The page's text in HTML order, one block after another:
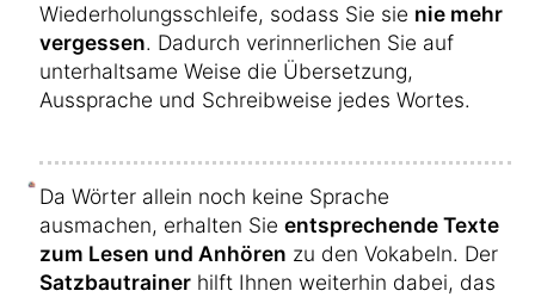
Wiederholungsschleife, sodass Sie sie nie mehr
vergessen. Dadurch verinnerlichen Sie auf
unterhaltsame Weise die Übersetzung,
Aussprache und Schreibweise jedes Wortes.
Da Wörter allein noch keine Sprache
ausmachen, erhalten Sie entsprechende Texte
zum Lesen und Anhören zu den Vokabeln. Der
Satzbautrainer hilft Ihnen weiterhin dabei, das